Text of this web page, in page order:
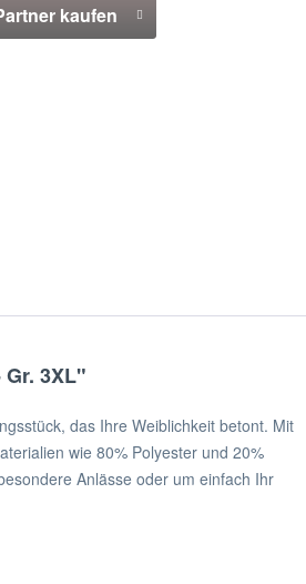
kaufen
3XL"
das Ihre Weiblichkeit betont. Mit
wie 80% Polyester und 20%
Anlässe oder um einfach Ihr